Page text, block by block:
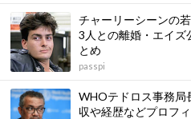
チャーリーシーンの
3人との離婚・エイズ
とめ
passpi
WHOテドロス事務局
収や経歴などプロフ